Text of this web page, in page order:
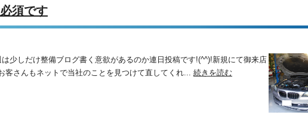
須です
少しだけ整備ブログ書く意欲があるのか連日投稿です!(^^)!新規にて御来店
客さんもネットで当社のことを見つけて直してくれ... 続きを読む